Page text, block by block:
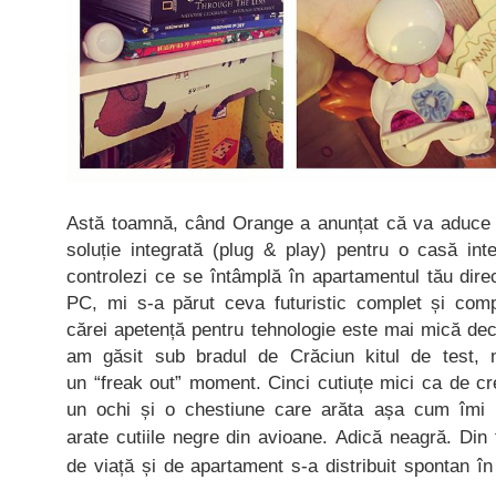
Astă toamnă, când Orange a anunțat că va
soluție integrată (plug & play) pentru o casă
controlezi ce se întâmplă în apartamentul tău
PC, mi s-a părut ceva futuristic complet și
cărei apetență pentru tehnologie este mai mică
am găsit sub bradul de Crăciun kitul de
un “freak out” moment. Cinci cutiuțe mici ca de
un ochi și o chestiune care arăta așa cum îmi
arate cutiile negre din avioane. Adică neagră. Din
de viață și de apartament s-a distribuit spontan